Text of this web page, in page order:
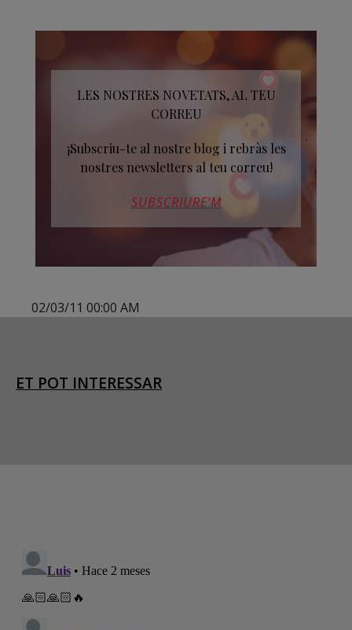
LES NOSTRES NOVETATS, AL TEU
CORREU
¡Subscriu-te al nostre blog i rebràs les
nostres newsletters al teu correu!
SUBSCRIURE’M
02/03/11 00:00 AM
ET POT INTERESSAR